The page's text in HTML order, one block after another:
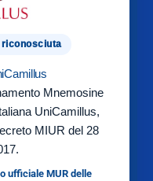
Mnemosine
UniCamillus,
MIUR del 28
ufficiale MUR delle